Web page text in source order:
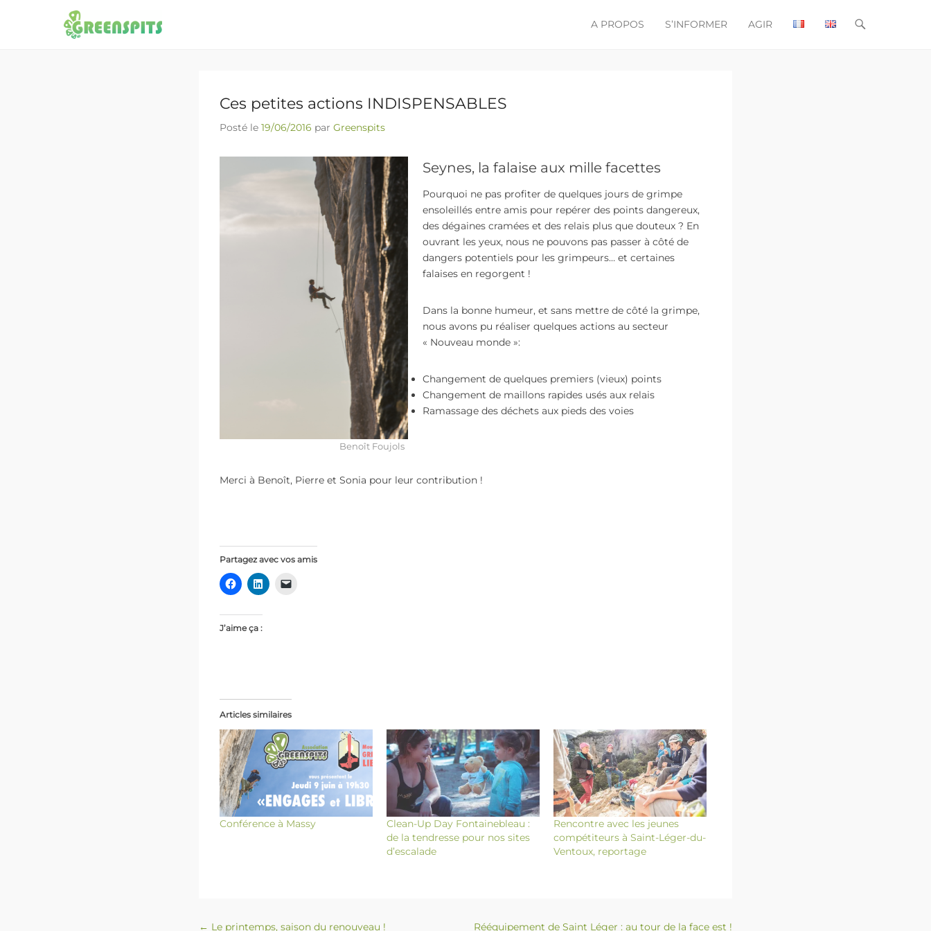
Greenspits
Restons connectés au rocher !
Menu principal
Aller au contenu
A PROPOS S’INFORMER AGIR
Ces petites actions INDISPENSABLES
Posté le 19/06/2016 par Greenspits
Benoît Foujols
Seynes, la falaise aux mille facettes
Pourquoi ne pas profiter de quelques jours de grimpe
ensoleillés entre amis pour repérer des points dangereux,
des dégaines cramées et des relais plus que douteux ? En
ouvrant les yeux, nous ne pouvons pas passer à côté de
dangers potentiels pour les grimpeurs… et certaines
falaises en regorgent !
Dans la bonne humeur, et sans mettre de côté la grimpe,
nous avons pu réaliser quelques actions au secteur
« Nouveau monde »:
Changement de quelques premiers (vieux) points
Changement de maillons rapides usés aux relais
Ramassage des déchets aux pieds des voies
Merci à Benoît, Pierre et Sonia pour leur contribution !
Partagez avec vos amis
J’aime ça :
Articles similaires
Conférence à Massy
Clean-Up Day Fontainebleau :
de la tendresse pour nos sites
d’escalade
Rencontre avec les jeunes
compétiteurs à Saint-Léger-du-
Ventoux, reportage
Navigation des articles
← Le printemps, saison du renouveau ! Rééquipement de Saint Léger : au tour de la face est !